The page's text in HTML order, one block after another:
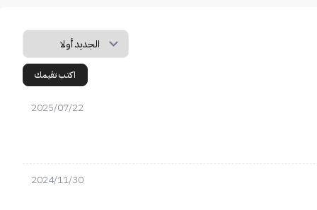
اكتب تقيمك
2025/07/22
2024/11/30